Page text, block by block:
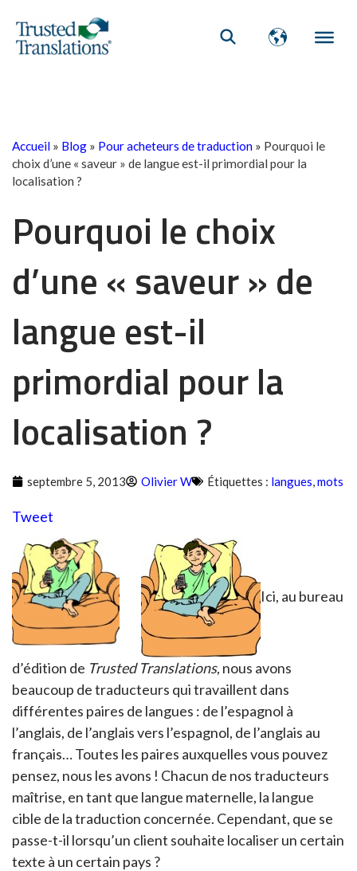
Accueil » Blog » Pour acheteurs de traduction » Pourquoi le
choix d’une « saveur » de langue est-il primordial pour la
localisation ?
Pourquoi le choix
d’une « saveur » de
langue est-il
primordial pour la
localisation ?
septembre 5, 2013 Olivier W Étiquettes : langues,mots
Tweet
Ici, au bureau
d’édition de Trusted Translations, nous avons
beaucoup de traducteurs qui travaillent dans
différentes paires de langues : de l’espagnol à
l’anglais, de l’anglais vers l’espagnol, de l’anglais au
français… Toutes les paires auxquelles vous pouvez
pensez, nous les avons ! Chacun de nos traducteurs
maîtrise, en tant que langue maternelle, la langue
cible de la traduction concernée. Cependant, que se
passe-t-il lorsqu’un client souhaite localiser un certain
texte à un certain pays ?